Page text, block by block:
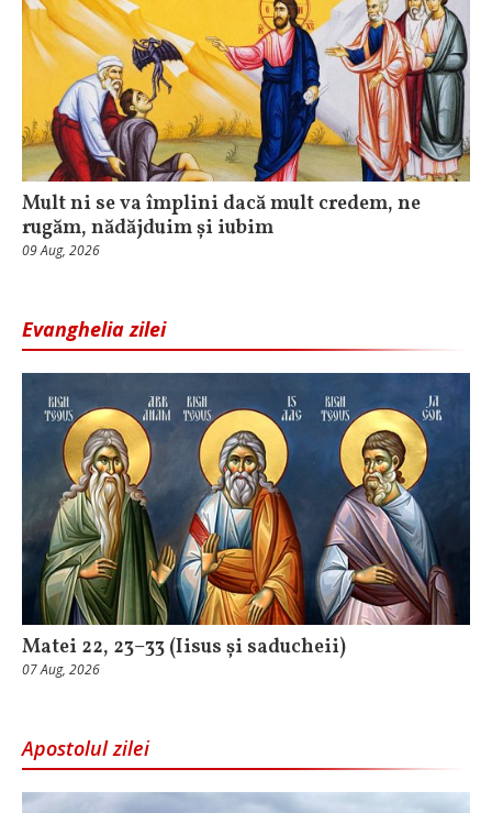
Mult ni se va împlini dacă mult credem, ne
rugăm, nădăjduim și iubim
09 Aug, 2026
Evanghelia zilei
Matei 22, 23–33 (Iisus și saducheii)
07 Aug, 2026
Apostolul zilei